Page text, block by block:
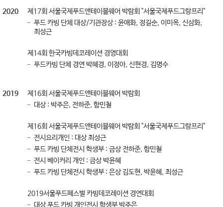
2020
제17회 서울국제푸드앤테이블웨어 박람회 "서울국제푸드그랑프리"
푸드 카빙 단체 대상/기관장상 : 윤애화, 정길순, 이미옥, 신삼화,
최성근
제14회 한국카빙데코레이션 경영대회
푸드카빙 단체 경연 박혜경, 이정아, 신현경, 김명수
2019
제16회 서울국제푸드앤테이블웨어 박람회
대상 : 박주은, 전하준, 함민철
제16회 서울국제푸드앤테이블웨어 박람회 "서울국제푸드그랑프리"
전시요리개인 : 대상 최성근
푸드 카빙 단체전시 학생부 : 금상 전하준, 함민철
전시 베이커리 개인 : 금상 박윤혜
푸드 카빙 단체전시 학생부 : 은상 김도현, 박윤혜, 최성근
2019서울푸드페스벌 카빙데코레이션 경연대회
대상 푸드 카빙 개인전시 학생부 박주은